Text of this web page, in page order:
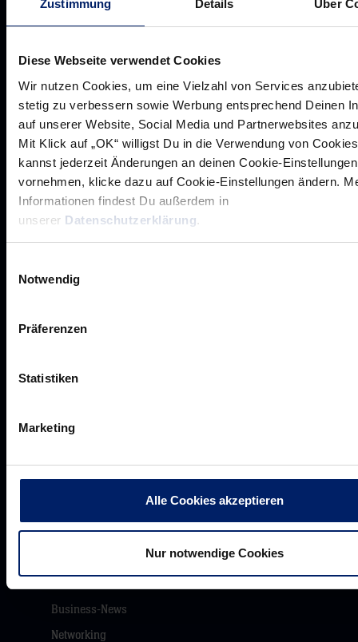
Zustimmung Details Über
Diese Webseite verwendet Cookies
Wir nutzen Cookies, um eine Vielzahl von Services
stetig zu verbessern sowie Werbung entsprechend Deinen
auf unserer Website, Social Media und Partnerwebsites
Mit Klick auf „OK“ willigst Du in die Verwendung von
kannst jederzeit Änderungen an deinen Cookie-Einstellungen
vornehmen, klicke dazu auf Cookie-Einstellungen ändern.
Informationen findest Du außerdem in
unserer Datenschutzerklärung.
Notwendig
Präferenzen
Statistiken
Marketing
Alle Cookies akzeptieren
Nur notwendige Cookies
Werte der Löwen
Jobs
Löwenherz
Unsere Partner
Werbemöglichkeiten
Business-News
Networking